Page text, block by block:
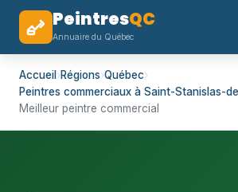
PeintresQC
Annuaire du Québec
Accueil ›Régions›Québec›
Peintres commerciaux à Saint-Stanislas-
Meilleur peintre commercial